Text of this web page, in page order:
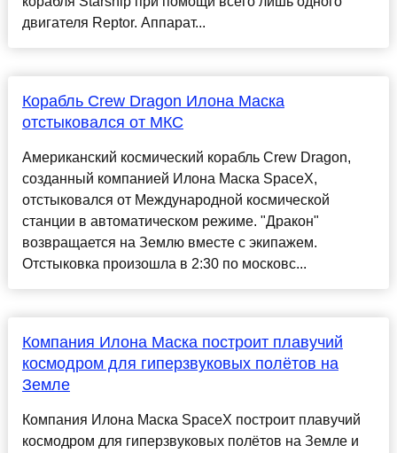
двигателя Reptor. Аппарат...
Корабль Crew Dragon Илона Маска
отстыковался от МКС
Американский космический корабль Crew Dragon,
созданный компанией Илона Маска SpaceX,
отстыковался от Международной космической
станции в автоматическом режиме. "Дракон"
возвращается на Землю вместе с экипажем.
Отстыковка произошла в 2:30 по московс...
Компания Илона Маска построит плавучий
космодром для гиперзвуковых полётов на
Земле
Компания Илона Маска SpaceX построит плавучий
космодром для гиперзвуковых полётов на Земле и